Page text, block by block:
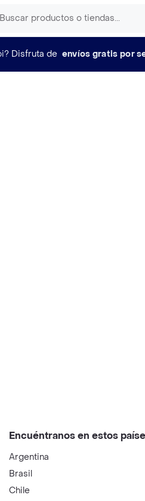
Disfruta de envíos gratis por
Encuéntranos en estos
Argentina
Brasil
Chile